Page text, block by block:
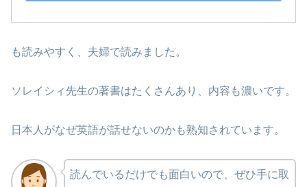
も読みやすく、夫婦で読みました。
ソレイシィ先生の著書はたくさんあり、内容も濃いです。
日本人がなぜ英語が話せないのかも熟知されています。
読んでいるだけでも面白いので、ぜひ手に取